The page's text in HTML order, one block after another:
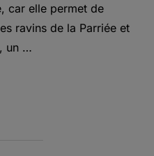
car elle permet de
ravins de la Parriée et
un …